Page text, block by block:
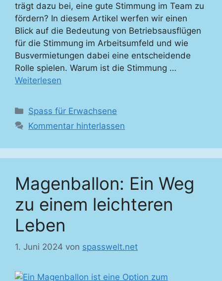
trägt dazu bei, eine gute Stimmung im Team zu
fördern? In diesem Artikel werfen wir einen
Blick auf die Bedeutung von Betriebsausflügen
für die Stimmung im Arbeitsumfeld und wie
Busvermietungen dabei eine entscheidende
Rolle spielen. Warum ist die Stimmung …
Weiterlesen
Kategorien
Spass für Erwachsene
Kommentar hinterlassen
Magenballon: Ein Weg
zu einem leichteren
Leben
1. Juni 2024 von spasswelt.net